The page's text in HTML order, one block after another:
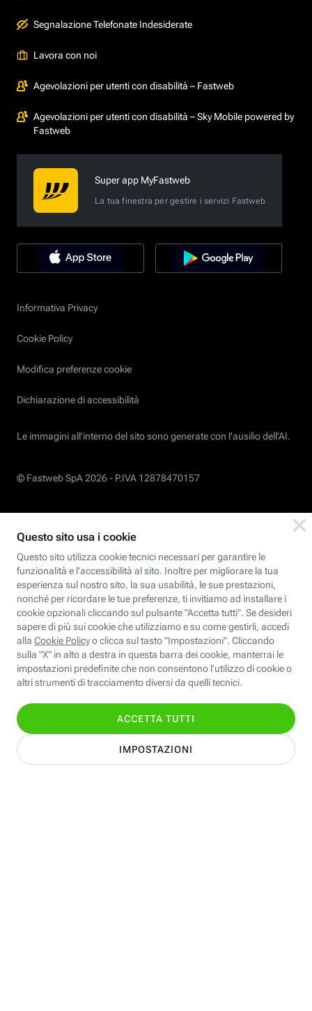
Segnalazione Telefonate Indesiderate
Lavora con noi
Agevolazioni per utenti con disabilità – Fastweb
Agevolazioni per utenti con disabilità – Sky Mobile powered by
Fastweb
Super app MyFastweb
La tua finestra per gestire i servizi Fastweb
Informativa Privacy
Cookie Policy
Modifica preferenze cookie
Dichiarazione di accessibilità
Le immagini all’interno del sito sono generate con l'ausilio dell'AI.
© Fastweb SpA 2026 - P.IVA 12878470157